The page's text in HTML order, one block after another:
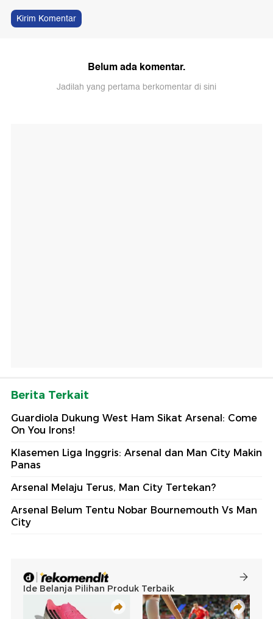
Kirim Komentar
Belum ada komentar.
Jadilah yang pertama berkomentar di sini
Berita Terkait
Guardiola Dukung West Ham Sikat Arsenal: Come
On You Irons!
Klasemen Liga Inggris: Arsenal dan Man City Makin
Panas
Arsenal Melaju Terus, Man City Tertekan?
Arsenal Belum Tentu Nobar Bournemouth Vs Man
City